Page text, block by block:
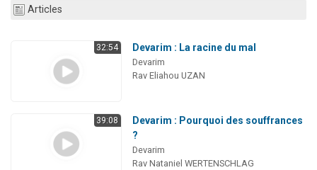
Articles
32:54 Devarim : La racine du mal
Devarim
Rav Eliahou UZAN
39:08
Devarim : Pourquoi des souffrances
?
Devarim
Rav Nataniel WERTENSCHLAG